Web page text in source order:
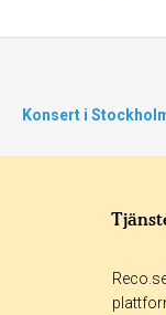
Konsert i